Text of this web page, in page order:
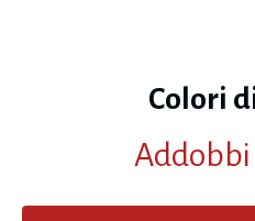
Colori